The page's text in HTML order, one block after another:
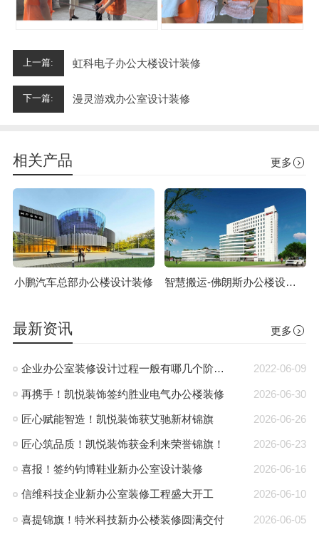
上一篇: 虹科电子办公大楼设计装修
下一篇: 漫灵游戏办公室设计装修
相关产品 更多
小鹏汽车总部办公楼设计装修 智慧搬运-佛朗斯办公楼设计装修
最新资讯 更多
2022-06-09
企业办公室装修设计过程一般有哪几个阶段?
2026-06-30
再携手！凯悦装饰签约胜业电气办公楼装修
2026-06-26
匠心赋能智造！凯悦装饰获艾驰新材锦旗
2026-06-23
匠心筑品质！凯悦装饰获金利来荣誉锦旗！
2026-06-16
喜报！签约钧博鞋业新办公室设计装修
2026-06-10
信维科技企业新办公室装修工程盛大开工
2026-06-05
喜提锦旗！特米科技新办公楼装修圆满交付